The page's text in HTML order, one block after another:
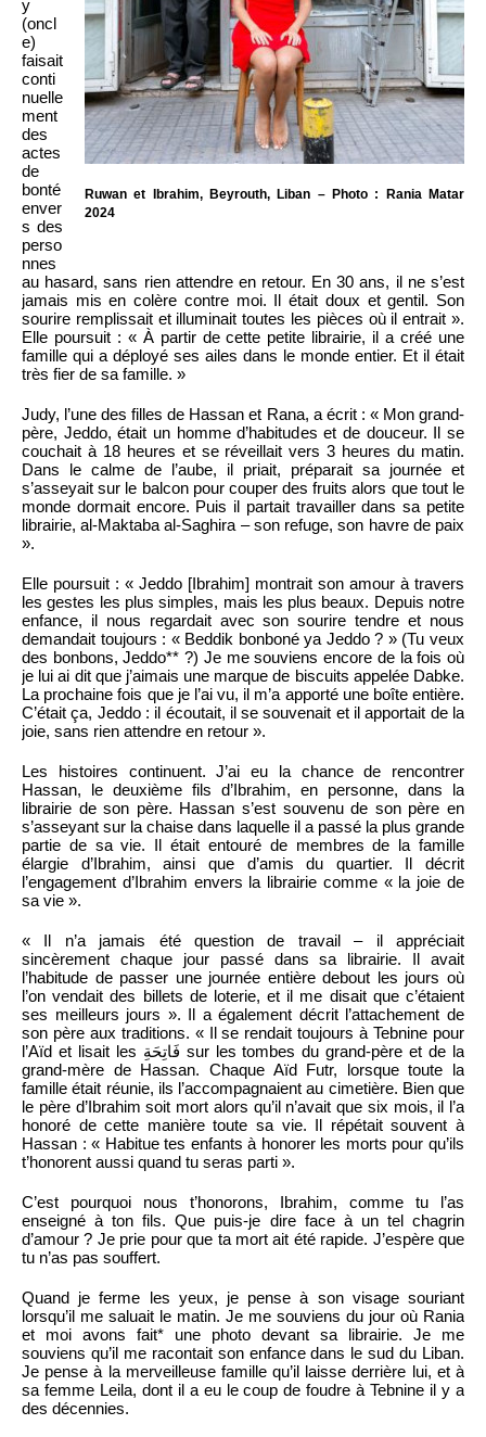
Ruwan et Ibrahim, Beyrouth, Liban – Photo : Rania Matar
2024
y
(oncl
e)
faisait
conti
nuelle
ment
des
actes
de
bonté
enver
s des
perso
nnes
au hasard, sans rien attendre en retour. En 30 ans, il ne s’est
jamais mis en colère contre moi. Il était doux et gentil. Son
sourire remplissait et illuminait toutes les pièces où il entrait ».
Elle poursuit : « À partir de cette petite librairie, il a créé une
famille qui a déployé ses ailes dans le monde entier. Et il était
très fier de sa famille. »
Judy, l’une des filles de Hassan et Rana, a écrit : « Mon grand-
père, Jeddo, était un homme d’habitudes et de douceur. Il se
couchait à 18 heures et se réveillait vers 3 heures du matin.
Dans le calme de l’aube, il priait, préparait sa journée et
s’asseyait sur le balcon pour couper des fruits alors que tout le
monde dormait encore. Puis il partait travailler dans sa petite
librairie, al-Maktaba al-Saghira – son refuge, son havre de paix
».
Elle poursuit : « Jeddo [Ibrahim] montrait son amour à travers
les gestes les plus simples, mais les plus beaux. Depuis notre
enfance, il nous regardait avec son sourire tendre et nous
demandait toujours : « Beddik bonboné ya Jeddo ? » (Tu veux
des bonbons, Jeddo** ?) Je me souviens encore de la fois où
je lui ai dit que j’aimais une marque de biscuits appelée Dabke.
La prochaine fois que je l’ai vu, il m’a apporté une boîte entière.
C’était ça, Jeddo : il écoutait, il se souvenait et il apportait de la
joie, sans rien attendre en retour ».
Les histoires continuent. J’ai eu la chance de rencontrer
Hassan, le deuxième fils d’Ibrahim, en personne, dans la
librairie de son père. Hassan s’est souvenu de son père en
s’asseyant sur la chaise dans laquelle il a passé la plus grande
partie de sa vie. Il était entouré de membres de la famille
élargie d’Ibrahim, ainsi que d’amis du quartier. Il décrit
l’engagement d’Ibrahim envers la librairie comme « la joie de
sa vie ».
« Il n’a jamais été question de travail – il appréciait
sincèrement chaque jour passé dans sa librairie. Il avait
l’habitude de passer une journée entière debout les jours où
l’on vendait des billets de loterie, et il me disait que c’étaient
ses meilleurs jours ». Il a également décrit l’attachement de
son père aux traditions. « Il se rendait toujours à Tebnine pour
l’Aïd et lisait les فَاتِحَةِ sur les tombes du grand-père et de la
grand-mère de Hassan. Chaque Aïd Futr, lorsque toute la
famille était réunie, ils l’accompagnaient au cimetière. Bien que
le père d’Ibrahim soit mort alors qu’il n’avait que six mois, il l’a
honoré de cette manière toute sa vie. Il répétait souvent à
Hassan : « Habitue tes enfants à honorer les morts pour qu’ils
t’honorent aussi quand tu seras parti ».
C’est pourquoi nous t’honorons, Ibrahim, comme tu l’as
enseigné à ton fils. Que puis-je dire face à un tel chagrin
d’amour ? Je prie pour que ta mort ait été rapide. J’espère que
tu n’as pas souffert.
Quand je ferme les yeux, je pense à son visage souriant
lorsqu’il me saluait le matin. Je me souviens du jour où Rania
et moi avons fait* une photo devant sa librairie. Je me
souviens qu’il me racontait son enfance dans le sud du Liban.
Je pense à la merveilleuse famille qu’il laisse derrière lui, et à
sa femme Leila, dont il a eu le coup de foudre à Tebnine il y a
des décennies.